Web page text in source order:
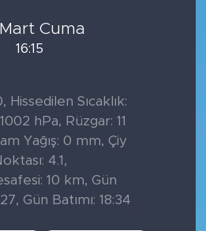
Cuma
16:15
Hissedilen Sıcaklık:
hPa, Rüzgar: 11
Yağış: 0 mm, Çiy
4.1,
10 km, Gün
Gün Batımı: 18:34